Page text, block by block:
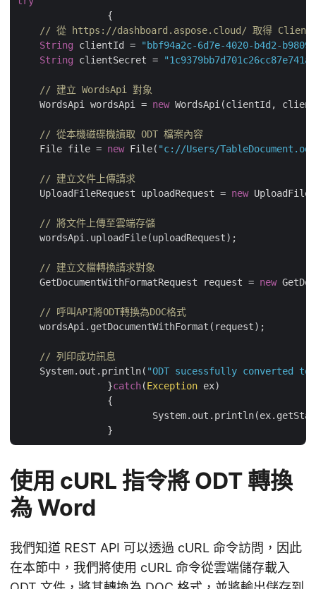
// 從 https://dashboard.aspose.cloud/ 取得
String clientId =
"bbf94a2c-6d7e-4020-b4d2-
String clientSecret =
// 建立 WordsApi 對象
    WordsApi wordsApi =
new WordsApi(clientId,
// 從本機磁碟機讀取 ODT 檔案內容
    File file =
new File( "c://Users/
// 建立文件上傳請求
    UploadFileRequest uploadRequest =
new
// 將文件上傳至雲端存儲
    wordsApi.uploadFile(uploadRequest);
// 建立文檔轉換請求對象
    GetDocumentWithFormatRequest request =
new
// 呼叫API將ODT轉換為DOC格式
    wordsApi.getDocumentWithFormat(request);
// 列印成功訊息
    System.out.println(
"ODT sucessfully converted to
		}
catch(Exception ex)
使用 cURL 指令將 ODT 轉換
為 Word
我們知道 REST API 可以透過 cURL 命令訪問，因此
在本節中，我們將使用 cURL 命令從雲端儲存載入